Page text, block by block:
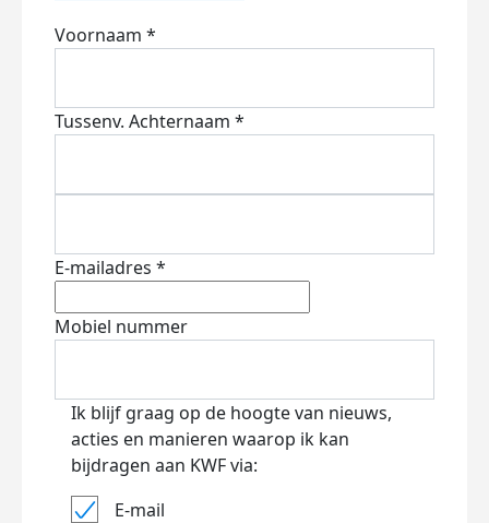
Voornaam *
Tussenv. Achternaam *
E-mailadres *
Mobiel nummer
Ik blijf graag op de hoogte van nieuws,
acties en manieren waarop ik kan
bijdragen aan KWF via:
E-mail